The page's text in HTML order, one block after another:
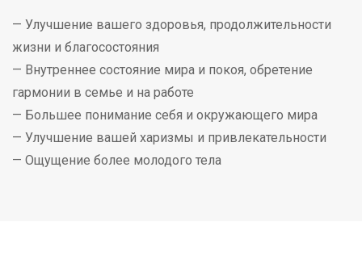
— Улучшение вашего здоровья, продолжительности
жизни и благосостояния
— Внутреннее состояние мира и покоя, обретение
гармонии в семье и на работе
— Большее понимание себя и окружающего мира
— Улучшение вашей харизмы и привлекательности
— Ощущение более молодого тела